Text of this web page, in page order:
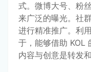
式。微博大号、粉
来广泛的曝光。社
进行精准推广。利
于，能够借助 KOL
内容与创意是转发